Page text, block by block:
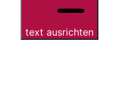
text ausrichten